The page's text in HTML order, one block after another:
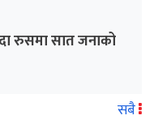
रुसमा सात जनाको
सबै